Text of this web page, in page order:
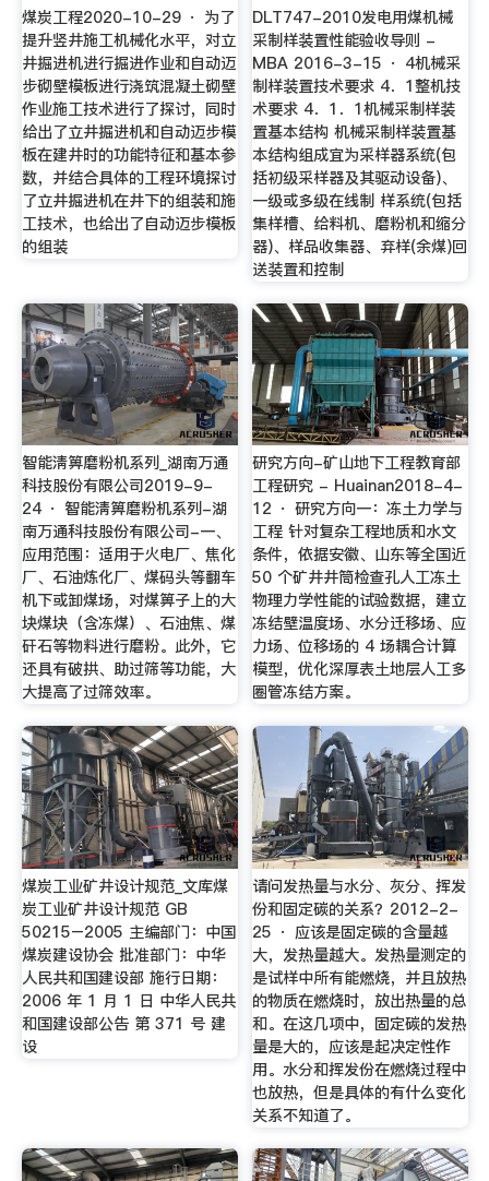
煤炭工程2020-10-29 · 为了
提升竖井施工机械化水平，对立
井掘进机进行掘进作业和自动迈
步砌壁模板进行浇筑混凝土砌壁
作业施工技术进行了探讨，同时
给出了立井掘进机和自动迈步模
板在建井时的功能特征和基本参
数，并结合具体的工程环境探讨
了立井掘进机在井下的组装和施
工技术，也给出了自动迈步模板
的组装
DLT747-2010发电用煤机械
采制样装置性能验收导则 -
MBA 2016-3-15 · 4机械采
制样装置技术要求 4．1整机技
术要求 4．1．1机械采制样装
置基本结构 机械采制样装置基
本结构组成宜为采样器系统(包
括初级采样器及其驱动设备)、
一级或多级在线制 样系统(包括
集样槽、给料机、磨粉机和缩分
器)、样品收集器、弃样(余煤)回
送装置和控制
智能淸箅磨粉机系列_湖南万通
科技股份有限公司2019-9-
24 · 智能淸箅磨粉机系列-湖
南万通科技股份有限公司-一、
应用范围：适用于火电厂、焦化
厂、石油炼化厂、煤码头等翻车
机下或卸煤场，对煤箅子上的大
块煤块（含冻煤）、石油焦、煤
矸石等物料进行磨粉。此外，它
还具有破拱、助过筛等功能，大
大提高了过筛效率。
研究方向-矿山地下工程教育部
工程研究 - Huainan2018-4-
12 · 研究方向一：冻土力学与
工程 针对复杂工程地质和水文
条件，依据安徽、山东等全国近
50 个矿井井筒检查孔人工冻土
物理力学性能的试验数据，建立
冻结壁温度场、水分迁移场、应
力场、位移场的 4 场耦合计算
模型，优化深厚表土地层人工多
圈管冻结方案。
煤炭工业矿井设计规范_文库煤
炭工业矿井设计规范 GB
50215–2005 主编部门：中国
煤炭建设协会 批准部门：中华
人民共和国建设部 施行日期：
2006 年 1 月 1 日 中华人民共
和国建设部公告 第 371 号 建
设
请问发热量与水分、灰分、挥发
份和固定碳的关系？2012-2-
25 · 应该是固定碳的含量越
大，发热量越大。发热量测定的
是试样中所有能燃烧，并且放热
的物质在燃烧时，放出热量的总
和。在这几项中，固定碳的发热
量是大的，应该是起决定性作
用。水分和挥发份在燃烧过程中
也放热，但是具体的有什么变化
关系不知道了。